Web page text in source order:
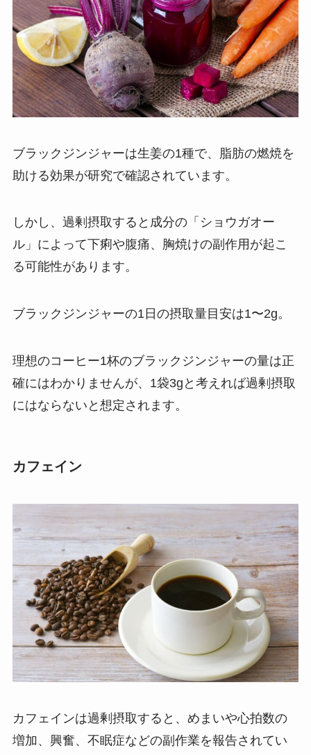
ブラックジンジャーは生姜の1種で、脂肪の燃焼を
助ける効果が研究で確認されています。
しかし、過剰摂取すると成分の「ショウガオー
ル」によって下痢や腹痛、胸焼けの副作用が起こ
る可能性があります。
ブラックジンジャーの1日の摂取量目安は1〜2g。
理想のコーヒー1杯のブラックジンジャーの量は正
確にはわかりませんが、1袋3gと考えれば過剰摂取
にはならないと想定されます。
カフェイン
カフェインは過剰摂取すると、めまいや心拍数の
増加、興奮、不眠症などの副作業を報告されてい